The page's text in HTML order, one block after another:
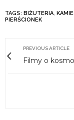
TAGS: BIŻUTERIA,
PIERŚCIONEK
PREVIOUS ARTICLE
Filmy o